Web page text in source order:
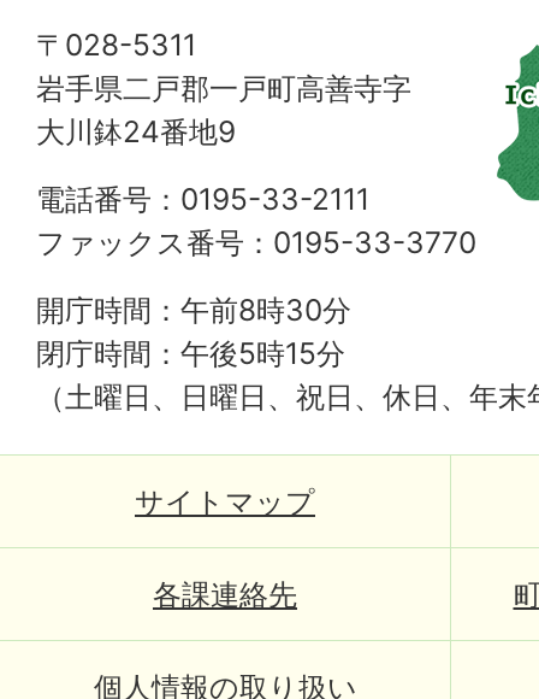
〒028-5311
岩手県二戸郡一戸町高善寺字
大川鉢24番地9
電話番号：0195-33-2111
ファックス番号：0195-33-3770
開庁時間：午前8時30分
閉庁時間：午後5時15分
（土曜日、日曜日、祝日、休日、年
サイトマップ
各課連絡先
個人情報の取り扱い